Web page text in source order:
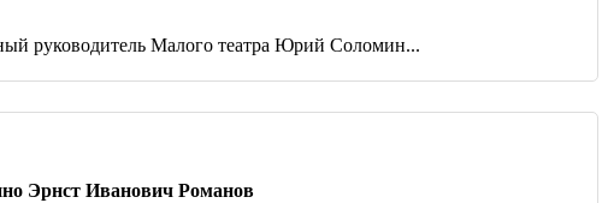
руководитель Малого театра Юрий Соломин...
Эрнст Иванович Романов